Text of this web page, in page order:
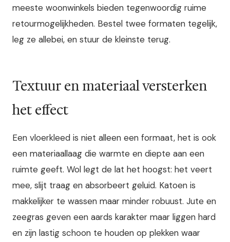
meeste woonwinkels bieden tegenwoordig ruime
retourmogelijkheden. Bestel twee formaten tegelijk,
leg ze allebei, en stuur de kleinste terug.
Textuur en materiaal versterken
het effect
Een vloerkleed is niet alleen een formaat, het is ook
een materiaallaag die warmte en diepte aan een
ruimte geeft. Wol legt de lat het hoogst: het veert
mee, slijt traag en absorbeert geluid. Katoen is
makkelijker te wassen maar minder robuust. Jute en
zeegras geven een aards karakter maar liggen hard
en zijn lastig schoon te houden op plekken waar